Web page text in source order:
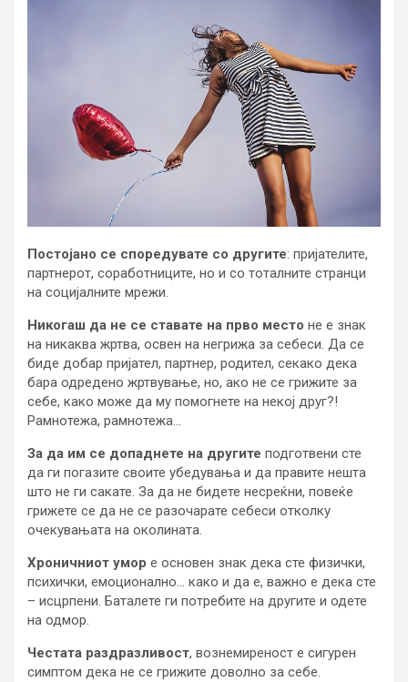
Постојано се споредувате со другите: пријателите,
партнерот, соработниците, но и со тоталните странци
на социјалните мрежи.
Никогаш да не се ставате на прво место не е знак
на никаква жртва, освен на негрижа за себеси. Да се
биде добар пријател, партнер, родител, секако дека
бара одредено жртвување, но, ако не се грижите за
себе, како може да му помогнете на некој друг?!
Рамнотежа, рамнотежа…
За да им се допаднете на другите подготвени сте
да ги погазите своите убедувања и да правите нешта
што не ги сакате. За да не бидете несреќни, повеќе
грижете се да не се разочарате себеси отколку
очекувањата на околината.
Хроничниот умор е основен знак дека сте физички,
психички, емоционално… како и да е, важно е дека сте
– исцрпени. Баталете ги потребите на другите и одете
на одмор.
Честата раздразливост, вознемиреност е сигурен
симптом дека не се грижите доволно за себе.